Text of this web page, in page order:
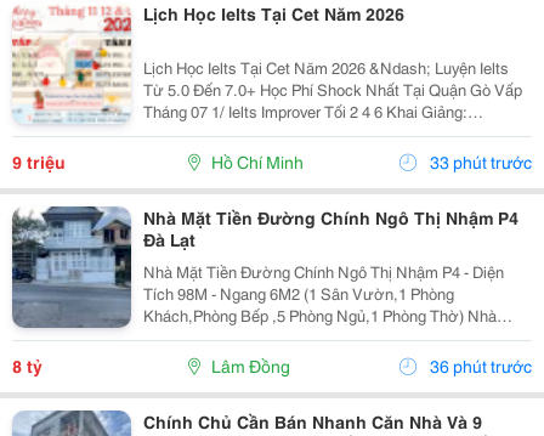
Lịch Học Ielts Tại Cet Năm 2026
Lịch Học Ielts Tại Cet Năm 2026 &Ndash; Luyện Ielts
Từ 5.0 Đến 7.0+ Học Phí Shock Nhất Tại Quận Gò Vấp
Tháng 07 1/ Ielts Improver Tối 2 4 6 Khai Giảng:
13/07/2026 Khung Giờ: 18:00 Đến 21:00 Học Phí Ưu Đãi
5% Khi Đăng Ký 2/ Ielts...
9 triệu Hồ Chí Minh 33 phút trước
Nhà Mặt Tiền Đường Chính Ngô Thị Nhậm P4
Đà Lạt
Nhà Mặt Tiền Đường Chính Ngô Thị Nhậm P4 - Diện
Tích 98M - Ngang 6M2 (1 Sân Vườn,1 Phòng
Khách,Phòng Bếp ,5 Phòng Ngủ,1 Phòng Thờ) Nhà
Trống ,Sổ Sẳn Công Chứng Ngay Trong Ngày 1 Trệt ,1
Lầu ,1 Áp Mái ( Có Sân Đậu Xe Ôtô Trong Nhà ) -
Hướng...
8 tỷ Lâm Đồng 36 phút trước
Chính Chủ Cần Bán Nhanh Căn Nhà Và 9